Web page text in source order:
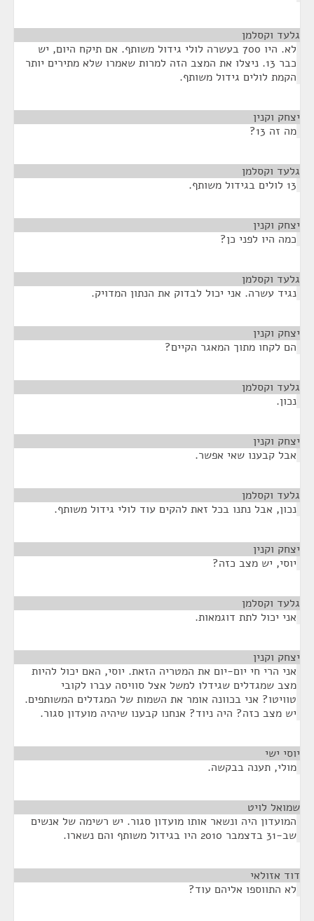
גלעד וקסלמן
לא. היו 700 בעשרה לולי גידול משותף. אם תיקח היום, יש
כבר 13. ניצלו את המצב הזה למרות שאמרו שלא מתירים יותר
הקמת לולים גידול משותף.
יצחק וקנין
מה זה 13?
גלעד וקסלמן
13 לולים בגידול משותף.
יצחק וקנין
כמה היו לפני כן?
גלעד וקסלמן
נגיד עשרה. אני יכול לבדוק את הנתון המדויק.
יצחק וקנין
הם לקחו מתוך המאגר הקיים?
גלעד וקסלמן
נכון.
יצחק וקנין
אבל קבענו שאי אפשר.
גלעד וקסלמן
נכון, אבל נתנו בכל זאת להקים עוד לולי גידול משותף.
יצחק וקנין
יוסי, יש מצב כזה?
גלעד וקסלמן
אני יכול לתת דוגמאות.
יצחק וקנין
אני הרי חי יום-יום את המטריה הזאת. יוסי, האם יכול להיות
מצב שמגדלים שגידלו למשל אצל סוויסה עברו לקובי
טוויטו? אני בכוונה אומר את השמות של המגדלים המשותפים.
יש מצב כזה? היה ניוד? אנחנו קבענו שיהיה מועדון סגור.
יוסי ישי
מולי, תענה בבקשה.
שמואל לויט
המועדון היה ונשאר אותו מועדון סגור. יש רשימה של אנשים
שב-31 בדצמבר 2010 היו בגידול משותף והם נשארו.
דוד אזולאי
לא התווספו אליהם עוד?